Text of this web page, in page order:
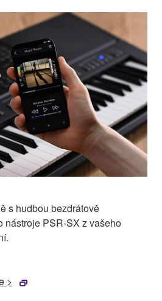
s hudbou bezdrátově
nástroje PSR-SX z vašeho
>